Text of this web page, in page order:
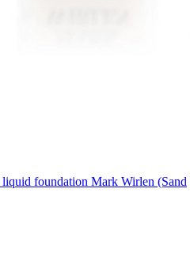
foundation Mark Wirlen (Sand